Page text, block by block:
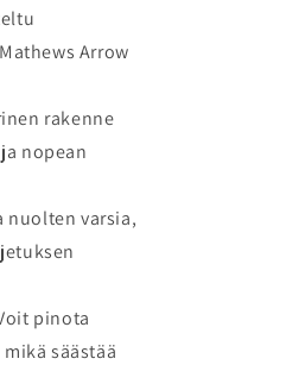
Arrow
rakenne
nopean
nuolten varsia,
pinota
säästää